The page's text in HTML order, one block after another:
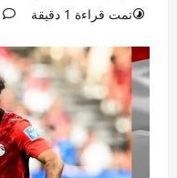
تمت قراءة 1 دقيقة